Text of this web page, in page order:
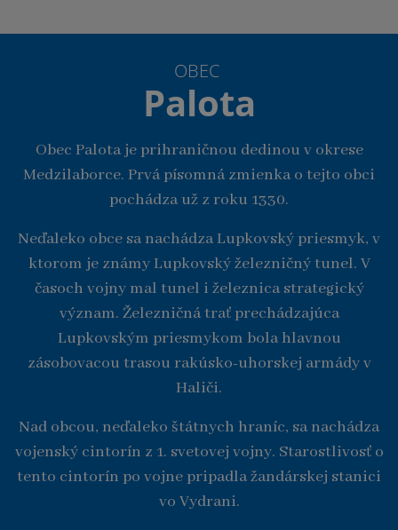
OBEC
Palota
Obec Palota je prihraničnou dedinou v okrese
Medzilaborce. Prvá písomná zmienka o tejto obci
pochádza už z roku 1330.
Neďaleko obce sa nachádza Lupkovský priesmyk, v
ktorom je známy Lupkovský železničný tunel. V
časoch vojny mal tunel i železnica strategický
význam. Železničná trať prechádzajúca
Lupkovským priesmykom bola hlavnou
zásobovacou trasou rakúsko-uhorskej armády v
Haliči.
Nad obcou, neďaleko štátnych hraníc, sa nachádza
vojenský cintorín z 1. svetovej vojny. Starostlivosť o
tento cintorín po vojne pripadla žandárskej stanici
vo Vydrani.